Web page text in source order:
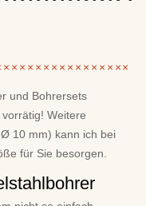
× × × × × × × × × × × × × × ××
und Bohrersets
Weitere
10 mm) kann ich bei
für Sie besorgen.